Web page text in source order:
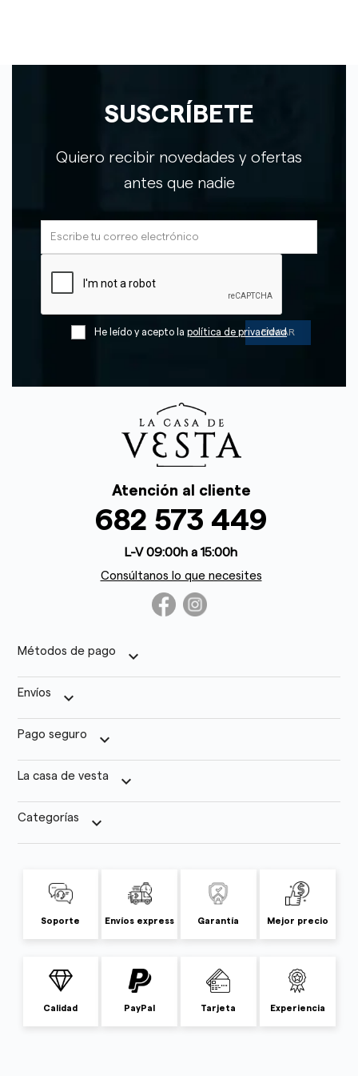
SUSCRÍBETE
Quiero recibir novedades y ofertas
antes que nadie
He leído y acepto la política de privacidad
Atención al cliente
682 573 449
L-V 09:00h a 15:00h
Consúltanos lo que necesites
Métodos de pago keyboard_arrow_down
Envíos keyboard_arrow_down
Pago seguro keyboard_arrow_down
La casa de vesta keyboard_arrow_down
Categorías keyboard_arrow_down
Soporte Envíos express Garantía Mejor precio
Calidad PayPal Tarjeta Experiencia